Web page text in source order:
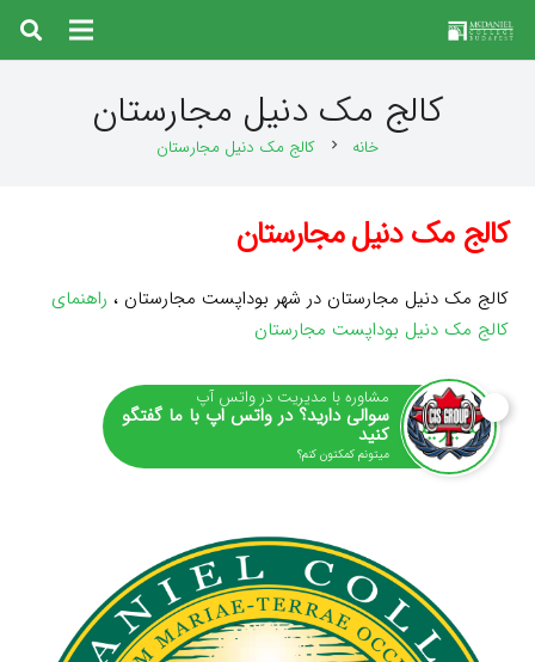
کالج مک دنیل مجارستان
خانه chevron_right کالج مک دنیل مجارستان
کالج مک دنیل مجارستان
کالج مک دنیل مجارستان در شهر بوداپست مجارستان ، راهنمای
کالج مک دنیل بوداپست مجارستان
مشاوره با مدیریت در واتس آپ
سوالی دارید؟ در واتس اپ با ما گفتگو
کنید
میتونم کمکتون کنم؟